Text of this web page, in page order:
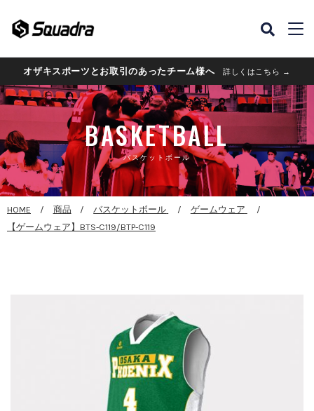
オザキスポーツとお取引のあったチーム様へ 詳しくはこちら →
BASKETBALL
バスケットボール
HOME 商品 バスケットボール
ゲームウェア
【ゲームウェア】BTS-C119/BTP-C119